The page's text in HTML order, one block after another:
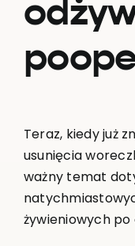
Teraz, kiedy już
usunięcia
ważny temat
żywieniowych po